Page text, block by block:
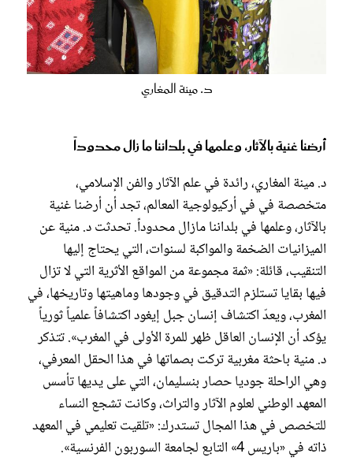
د. مينة المغاري
أرضنا غنية بالآثار، وعلمها في بلداننا ما زال محدوداً
د. مينة المغاري، رائدة في علم الآثار والفن الإسلامي،
متخصصة في في أركيولوجية المعالم، تجد أن أرضنا غنية
بالآثار، وعلمها في بلداننا مازال محدوداً. تحدثت د. منية عن
الميزانيات الضخمة والمواكبة لسنوات، التي يحتاج إليها
التنقيب، قائلة: «ثمة مجموعة من المواقع الأثرية التي لا تزال
فيها بقايا تستلزم التدقيق في وجودها وماهيتها وتاريخها، في
المغرب، ويعدّ اكتشاف إنسان جبل إيغود اكتشافاً علمياً ثورياً
يؤكد أن الإنسان العاقل ظهر للمرة الأولى في المغرب». تتذكر
د. منية باحثة مغربية تركت بصماتها في هذا الحقل المعرفي،
وهي الراحلة جوديا حصار بنسليمان، التي على يديها تأسس
المعهد الوطني لعلوم الآثار والتراث، وكانت تشجع النساء
للتخصص في هذا المجال تستدرك: «تلقيت تعليمي في المعهد
ذاته في «باريس 4» التابع لجامعة السوربون الفرنسية».